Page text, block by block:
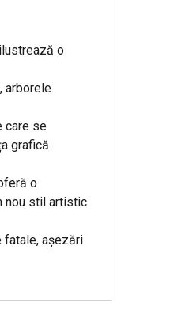
o
arborele
care se
grafică
o
nou stil artistic
fatale, așezări